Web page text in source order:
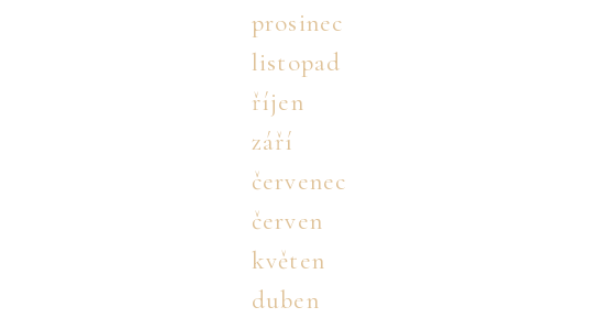
prosinec
listopad
říjen
září
červenec
červen
květen
duben